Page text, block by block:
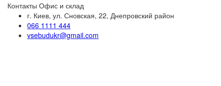
Контакты Офис и склад
г. Киев, ул. Сновская, 22, Днепровский район
066 1111 444
vsebudukr@gmail.com